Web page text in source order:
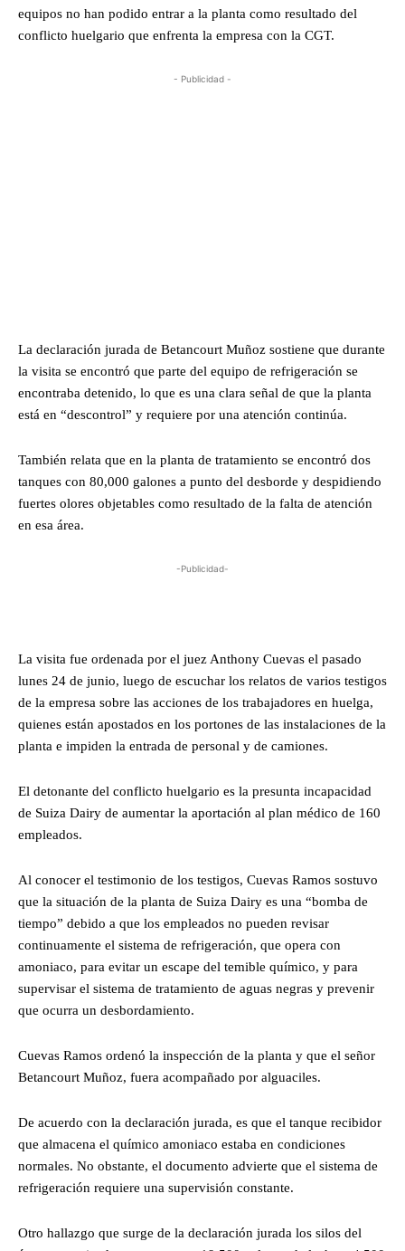
equipos no han podido entrar a la planta como resultado del
conflicto huelgario que enfrenta la empresa con la CGT.
- Publicidad -
La declaración jurada de Betancourt Muñoz sostiene que durante
la visita se encontró que parte del equipo de refrigeración se
encontraba detenido, lo que es una clara señal de que la planta
está en “descontrol” y requiere por una atención continúa.
También relata que en la planta de tratamiento se encontró dos
tanques con 80,000 galones a punto del desborde y despidiendo
fuertes olores objetables como resultado de la falta de atención
en esa área.
-Publicidad-
La visita fue ordenada por el juez Anthony Cuevas el pasado
lunes 24 de junio, luego de escuchar los relatos de varios testigos
de la empresa sobre las acciones de los trabajadores en huelga,
quienes están apostados en los portones de las instalaciones de la
planta e impiden la entrada de personal y de camiones.
El detonante del conflicto huelgario es la presunta incapacidad
de Suiza Dairy de aumentar la aportación al plan médico de 160
empleados.
Al conocer el testimonio de los testigos, Cuevas Ramos sostuvo
que la situación de la planta de Suiza Dairy es una “bomba de
tiempo” debido a que los empleados no pueden revisar
continuamente el sistema de refrigeración, que opera con
amoniaco, para evitar un escape del temible químico, y para
supervisar el sistema de tratamiento de aguas negras y prevenir
que ocurra un desbordamiento.
Cuevas Ramos ordenó la inspección de la planta y que el señor
Betancourt Muñoz, fuera acompañado por alguaciles.
De acuerdo con la declaración jurada, es que el tanque recibidor
que almacena el químico amoniaco estaba en condiciones
normales. No obstante, el documento advierte que el sistema de
refrigeración requiere una supervisión constante.
Otro hallazgo que surge de la declaración jurada los silos del